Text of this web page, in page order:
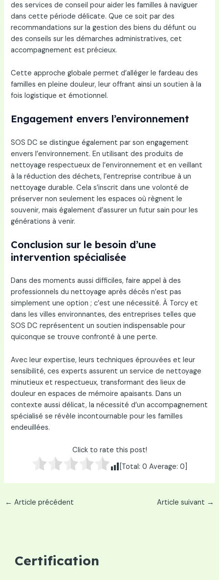
des services de conseil pour aider les familles à naviguer
dans cette période délicate. Que ce soit par des
recommandations sur la gestion des biens du défunt ou
des conseils sur les démarches administratives, cet
accompagnement est précieux.
Cette approche globale permet d’alléger le fardeau des
familles en pleine douleur, leur offrant ainsi un soutien à la
fois logistique et émotionnel.
Engagement envers l’environnement
SOS DC se distingue également par son engagement
envers l’environnement. En utilisant des produits de
nettoyage respectueux de l’environnement et en veillant
à la réduction des déchets, l’entreprise contribue à un
nettoyage durable. Cela s’inscrit dans une volonté de
préserver non seulement les espaces où règnent le
souvenir, mais également d’assurer un futur sain pour les
générations à venir.
Conclusion sur le besoin d’une
intervention spécialisée
Dans des moments aussi difficiles, faire appel à des
professionnels du nettoyage après décès n’est pas
simplement une option ; c’est une nécessité. À Torcy et
dans les villes environnantes, des entreprises telles que
SOS DC représentent un soutien indispensable pour
quiconque se trouve confronté à une perte.
Avec leur expertise, leurs techniques éprouvées et leur
sensibilité, ces experts assurent un service de nettoyage
minutieux et respectueux, transformant des lieux de
douleur en espaces de mémoire apaisants. Dans un
contexte aussi délicat, la nécessité d’un accompagnement
spécialisé se révèle incontournable pour les familles
endeuillées.
Click to rate this post!
[Total: 0 Average: 0]
Navigation
← Article précédent Article suivant →
Certification